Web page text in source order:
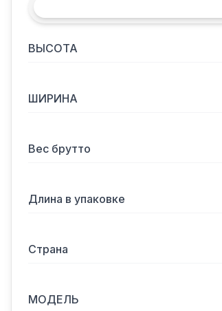
ВЫСОТА
ШИРИНА
Вес брутто
Длина в упаковке
Страна
МОДЕЛЬ